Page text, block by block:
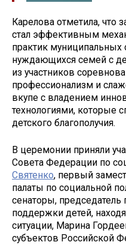
Карелова отметила, что
стал эффективным
практик
нуждающихся семей с
из участников
профессионализм и
вкупе с владением
технологиями, которые
детского благополучия.
В церемонии приняли
Совета Федерации по
Святенко, первый
палаты по социальной
сенаторы,
поддержки детей,
ситуации, Марина
субъектов Российской